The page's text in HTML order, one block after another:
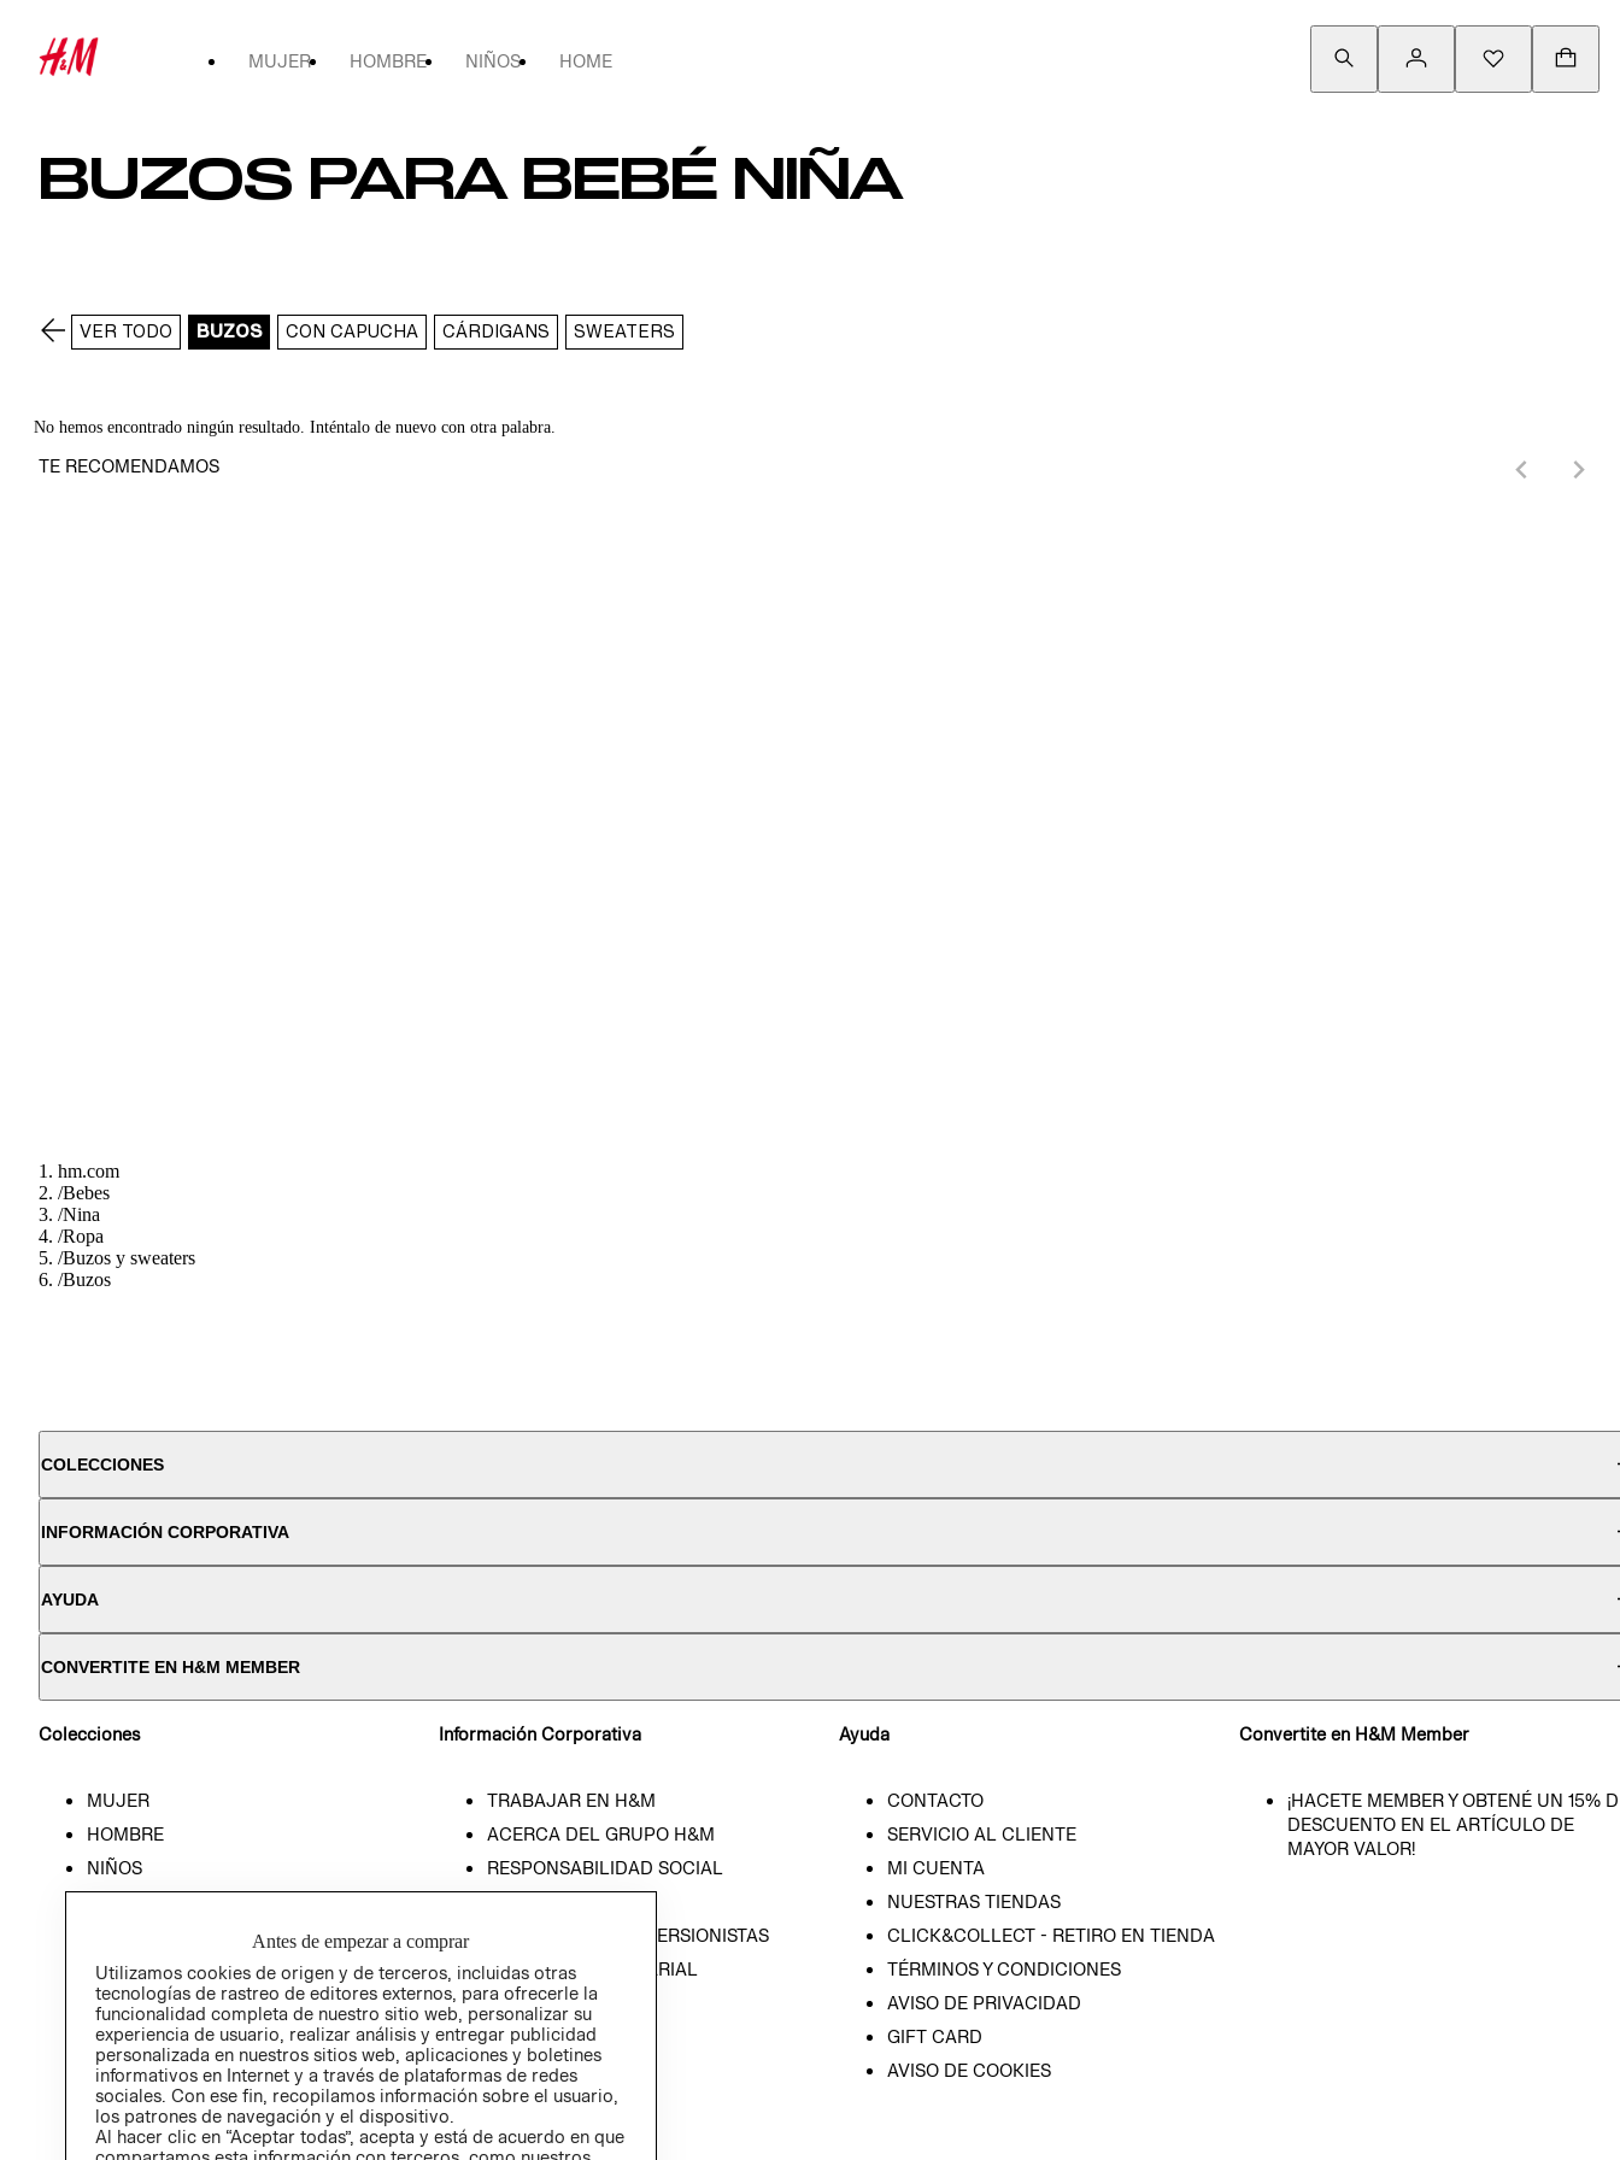
MUJER HOMBRE NIÑOS HOME
BUZOS PARA BEBÉ NIÑA
VER TODO BUZOS CON CAPUCHA CÁRDIGANS SWEATERS
No hemos encontrado ningún resultado. Inténtalo de nuevo con otra palabra.
TE RECOMENDAMOS
hm.com
/Bebes
/Nina
/Ropa
/Buzos y sweaters
/Buzos
COLECCIONES
INFORMACIÓN CORPORATIVA
AYUDA
CONVERTITE EN H&M MEMBER
Colecciones
MUJER
HOMBRE
NIÑOS
Información Corporativa
TRABAJAR EN H&M
ACERCA DEL GRUPO H&M
RESPONSABILIDAD SOCIAL
RELACIÓN CON INVERSIONISTAS
POLÍTICA EMPRESARIAL
Ayuda
CONTACTO
SERVICIO AL CLIENTE
MI CUENTA
NUESTRAS TIENDAS
CLICK&COLLECT - RETIRO EN TIENDA
TÉRMINOS Y CONDICIONES
AVISO DE PRIVACIDAD
GIFT CARD
AVISO DE COOKIES
Convertite en H&M Member
¡HACETE MEMBER Y OBTENÉ UN 15%
DESCUENTO EN EL ARTÍCULO DE
MAYOR VALOR!
Antes de empezar a comprar
Utilizamos cookies de origen y de terceros, incluidas otras
tecnologías de rastreo de editores externos, para ofrecerle la
funcionalidad completa de nuestro sitio web, personalizar su
experiencia de usuario, realizar análisis y entregar publicidad
personalizada en nuestros sitios web, aplicaciones y boletines
informativos en Internet y a través de plataformas de redes
sociales. Con ese fin, recopilamos información sobre el usuario,
los patrones de navegación y el dispositivo.
Al hacer clic en “Aceptar todas”, acepta y está de acuerdo en que